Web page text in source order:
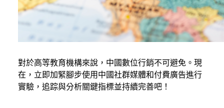
對於高等教育機構來說，中國數位行銷不可避免。現
在，立即加緊腳步使用中國社群媒體和付費廣告進行
實驗，追踪與分析關鍵指標並持續完善吧！